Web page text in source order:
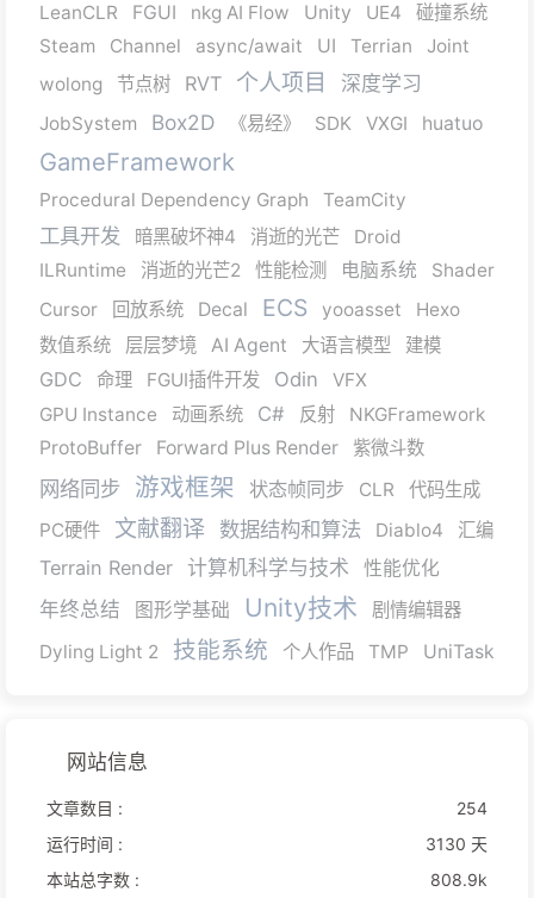
LeanCLR FGUI nkg AI Flow Unity UE4
碰撞系统
Steam
Channel async/await UI Terrian
Joint
wolong
节点树 RVT 个人项目 深度学习
JobSystem Box2D 《易经》 SDK VXGI huatuo
GameFramework
Procedural Dependency Graph TeamCity
工具开发 暗黑破坏神4 消逝的光芒
Droid
ILRuntime
消逝的光芒2 性能检测 电脑系统
Shader
Cursor
回放系统 Decal ECS yooasset
Hexo
数值系统
层层梦境 AI Agent 大语言模型 建模
GDC 命理 FGUI插件开发 Odin
VFX
GPU Instance
动画系统 C# 反射
NKGFramework
ProtoBuffer
Forward Plus Render 紫微斗数
网络同步 游戏框架 状态帧同步 CLR
代码生成
PC硬件
文献翻译 数据结构和算法 Diablo4 汇编
Terrain Render 计算机科学与技术 性能优化
年终总结 图形学基础 Unity技术
剧情编辑器
Dyling Light 2
技能系统 个人作品 TMP UniTask
网站信息
文章数目 :
254
运行时间 :
3130 天
本站总字数 :
808.9k